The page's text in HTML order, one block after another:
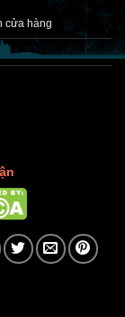
cửa hàng